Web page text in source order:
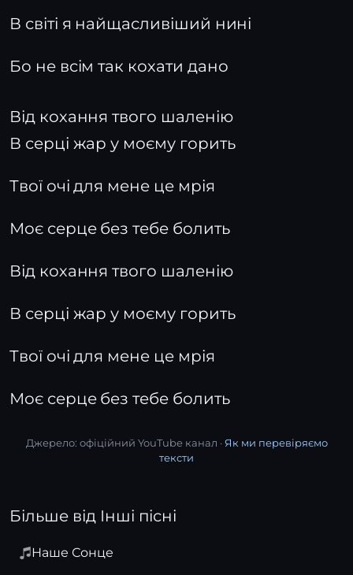
В світі я найщасливіший нині
Бо не всім так кохати дано
Від кохання твого шаленію
В серці жар у моєму горить
Твої очі для мене це мрія
Моє серце без тебе болить
Від кохання твого шаленію
В серці жар у моєму горить
Твої очі для мене це мрія
Моє серце без тебе болить
Джерело: офіційний YouTube канал · Як ми перевіряємо
тексти
Більше від Інші пісні
Наше Сонце